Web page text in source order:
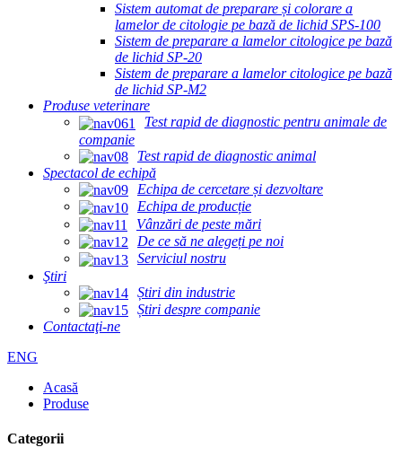
Sistem automat de preparare și colorare a
lamelor de citologie pe bază de lichid SPS-100
Sistem de preparare a lamelor citologice pe bază
de lichid SP-20
Sistem de preparare a lamelor citologice pe bază
de lichid SP-M2
Produse veterinare
Test rapid de diagnostic pentru animale de
companie
Test rapid de diagnostic animal
Spectacol de echipă
Echipa de cercetare și dezvoltare
Echipa de producție
Vânzări de peste mări
De ce să ne alegeți pe noi
Serviciul nostru
Ştiri
Știri din industrie
Știri despre companie
Contactaţi-ne
ENG
Acasă
Produse
Categorii